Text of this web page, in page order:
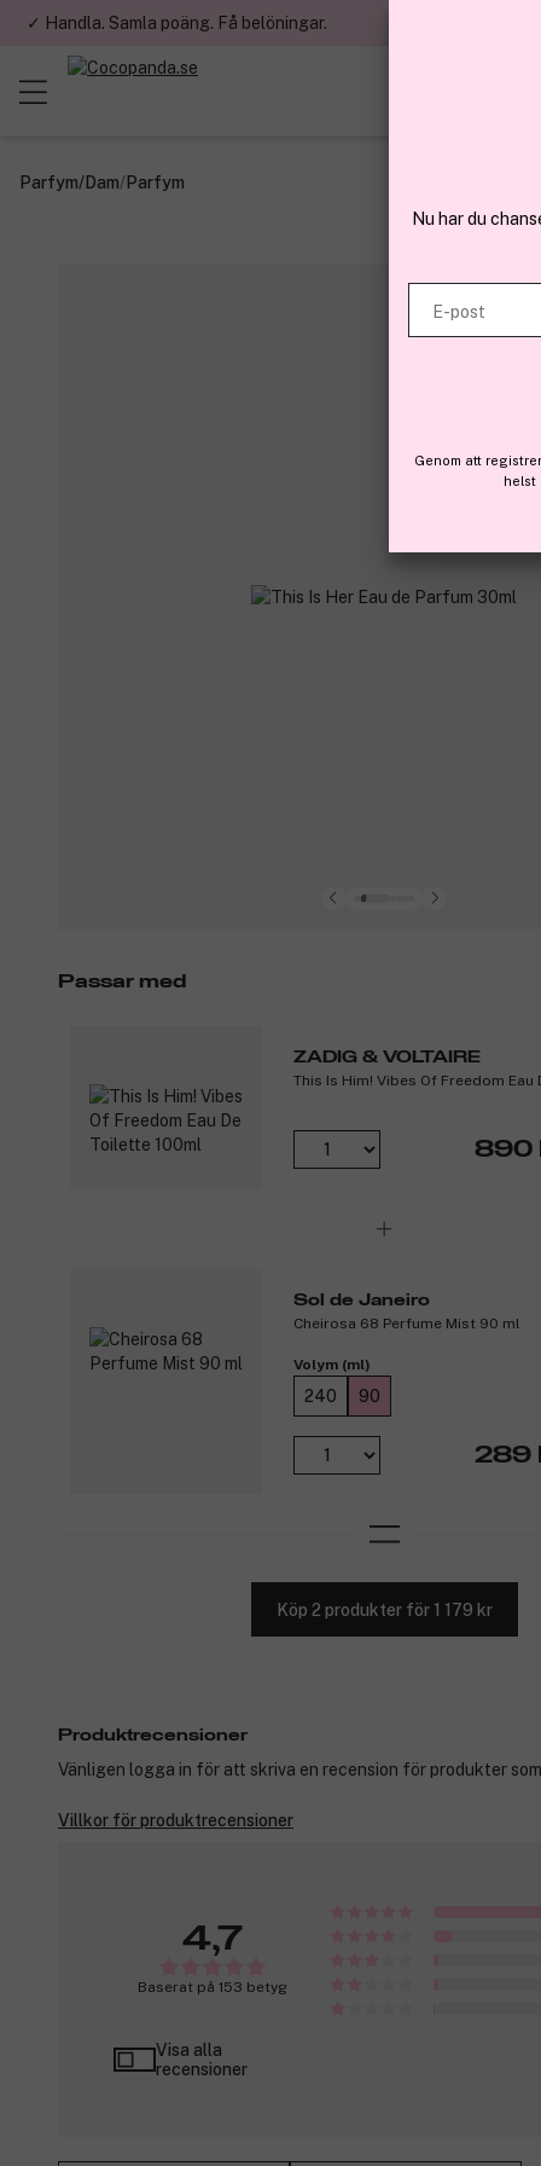
✓ Handla. Samla poäng. Få belöningar.
Parfym/Dam/Parfym
Passar med
ZADIG & VOLTAIRE
This Is Him! Vibes Of Freedom Eau
890
Sol de Janeiro
Cheirosa 68 Perfume Mist 90 ml
Volym (ml)
240 90
289
Köp 2 produkter för 1 179 kr
Produktrecensioner
Vänligen logga in för att skriva en recension för produkter
Villkor för produktrecensioner
4,7
Baserat på 153 betyg
Visa alla
recensioner
Nu har du
E-post
Genom att
helst